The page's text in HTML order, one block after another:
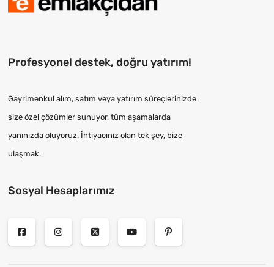
Profesyonel destek, doğru yatırım!
Gayrimenkul alım, satım veya yatırım süreçlerinizde
size özel çözümler sunuyor, tüm aşamalarda
yanınızda oluyoruz. İhtiyacınız olan tek şey, bize
ulaşmak.
Sosyal Hesaplarımız